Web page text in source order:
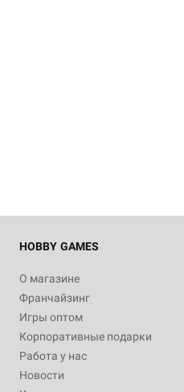
HOBBY GAMES
О магазине
Франчайзинг
Игры оптом
Корпоративные подарки
Работа у нас
Новости